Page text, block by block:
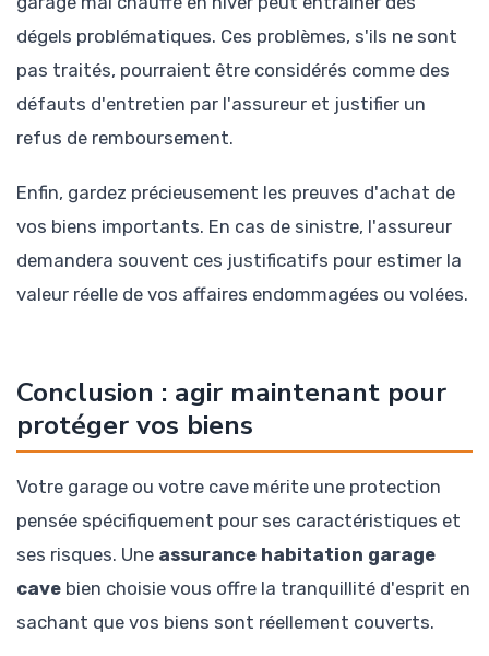
dégels problématiques. Ces problèmes, s'ils ne sont
pas traités, pourraient être considérés comme des
défauts d'entretien par l'assureur et justifier un
refus de remboursement.
Enfin, gardez précieusement les preuves d'achat de
vos biens importants. En cas de sinistre, l'assureur
demandera souvent ces justificatifs pour estimer la
valeur réelle de vos affaires endommagées ou volées.
Conclusion : agir maintenant pour
protéger vos biens
Votre garage ou votre cave mérite une protection
pensée spécifiquement pour ses caractéristiques et
ses risques. Une assurance habitation garage
cave bien choisie vous offre la tranquillité d'esprit en
sachant que vos biens sont réellement couverts.